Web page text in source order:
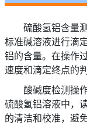
硫酸氢铝含量
标准碱溶液进行滴
铝的含量。在操作
速度和滴定终点的
酸碱度检测操
硫酸氢铝溶液中，
的清洁和校准，避